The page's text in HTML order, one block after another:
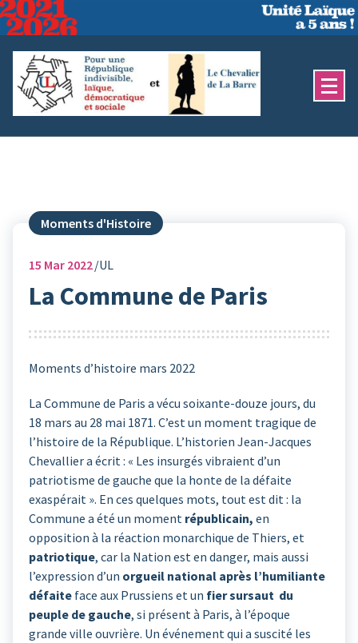
Aller
au
contenu
Moments d'Histoire
15 Mar 2022 UL
La Commune de Paris
Moments d’histoire mars 2022
La Commune de Paris a vécu soixante-douze jours, du
18 mars au 28 mai 1871. C’est un moment tragique de
l’histoire de la République. L’historien Jean-Jacques
Chevallier a écrit : « Les insurgés vibraient d’un
patriotisme de gauche que la honte de la défaite
exaspérait ». En ces quelques mots, tout est dit : la
Commune a été un moment républicain, en
opposition à la réaction monarchique de Thiers, et
patriotique, car la Nation est en danger, mais aussi
l’expression d’un orgueil national après l’humiliante
défaite face aux Prussiens et un fier sursaut du
peuple de gauche, si présent à Paris, à l’époque
grande ville ouvrière. Un événement qui a suscité les